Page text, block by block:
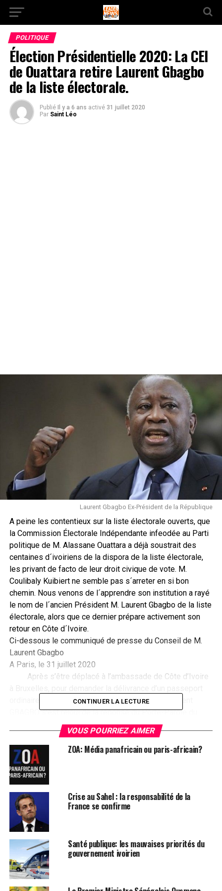
POLITIQUE
Élection Présidentielle 2020: La CEI
de Ouattara retire Laurent Gbagbo
de la liste électorale.
Publié Il y a 6 ans activé 31 juillet 2020
Par Saint Léo
Laurent Gbagbo Ex-Président de la République
A peine les contentieux sur la liste électorale ouverts, que
la Commission Électorale Indépendante infeodée au Parti
politique de M. Alassane Ouattara a déjà soustrait des
centaines d´ivoiriens de la dispora de la liste électorale,
les privant de facto de leur droit civique de vote. M.
Coulibaly Kuibiert ne semble pas s´arreter en si bon
chemin. Nous venons de l´apprendre son institution a rayé
le nom de l´ancien Président M. Laurent Gbagbo de la liste
électorale, alors que ce dernier prépare activement son
retour en Côte d´Ivoire.
Ci-dessous le communiqué de presse du Conseil de M.
Laurent Gbagbo
A Paris, le 31 juillet 2020
Après s’être déplacé à l’ambassade de Côte d’Ivoire
ordinaire et d’un laissez-passer, le Président Laurent
GBAGBO s’est réjoui de la réponse du Porte-Parole du
Gouvernement indiquant que son « dossier serait traité ».
Dans l’attente de la remise de son passeport, c’est avec
stupéfaction, que le Président Laurent GBAGBO a appris
qu’en lieu et place de la délivrance de son passeport, il se
voyait retirer le droit de vote.
En effet, alors qu’il a toujours figuré sur la liste électorale,
comme en atteste la capture d’écran du site en ligne de la
Commission Electorale Indépendante (CEI), le Président
Laurent GBAGBO a vu son nom tout simplement retiré de la
liste électorale provisoire remise aux partis politiques par
Nous interpellons la CEI, qui se veut indépendante, de
jouer véritablement son rôle, et de ne pas rentrer dans des
manœuvres politiciennes.
CONTINUER LA LECTURE
VOUS POURRIEZ AIMER
ZOA: Média panafricain ou paris-africain?
Crise au Sahel : la responsabilité de la
France se confirme
Santé publique: les mauvaises priorités du
gouvernement ivoirien